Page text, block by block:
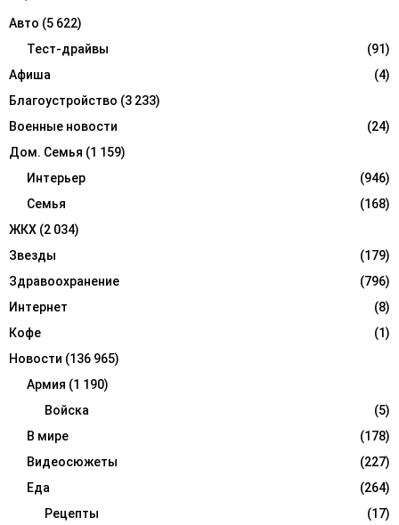
o
R
C
H
Авто (5 622)
Тест-драйвы
(91)
Афиша
(4)
Благоустройство (3 233)
Военные новости
(24)
Дом. Семья (1 159)
Интерьер
(946)
Семья
(168)
ЖКХ (2 034)
Звезды
(179)
Здравоохранение
(796)
Интернет
(8)
Кофе
(1)
Новости (136 965)
Армия (1 190)
Войска
(5)
В мире
(178)
Видеосюжеты
(227)
Еда
(264)
Рецепты
(17)